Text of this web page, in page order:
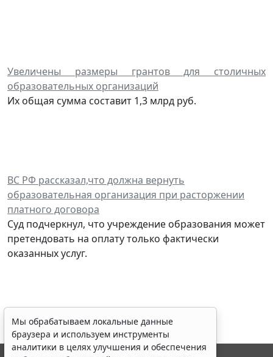
Увеличены размеры грантов для столичных
образовательных организаций
Их общая сумма составит 1,3 млрд руб.
ВС РФ рассказал,что должна вернуть
образовательная организация при расторжении
платного договора
Суд подчеркнул, что учреждение образования может
претендовать на оплату только фактически
оказанных услуг.
Мы обрабатываем локальные данные
браузера и используем инструменты
аналитики в целях улучшения и обеспечения